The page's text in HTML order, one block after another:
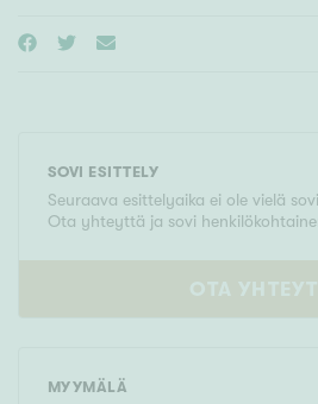
SOVI ESITTELY
Seuraava esittelyaika ei ole vielä
Ota yhteyttä ja sovi
OTA
MYYMÄLÄ